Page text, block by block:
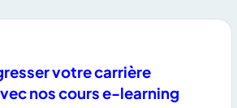
votre carrière
nos cours e-learning